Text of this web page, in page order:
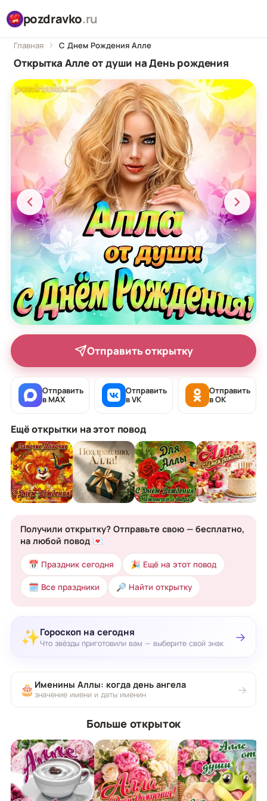
pozdravko.ru
Главная С Днем Рождения Алле
Открытка Алле от души на День рождения
Отправить открытку
Отправить
в MAX
Отправить
в VK
Отправить
в OK
Ещё открытки на этот повод
Получили открытку? Отправьте свою — бесплатно,
на любой повод 💌
📅 Праздник сегодня 🎉 Ещё на этот повод
🗓 Все праздники 🔎 Найти открытку
✨Гороскоп на сегодня
Что звёзды приготовили вам — выберите свой знак →
🎂 Именины Аллы: когда день ангела
значение имени и даты именин →
Больше открыток